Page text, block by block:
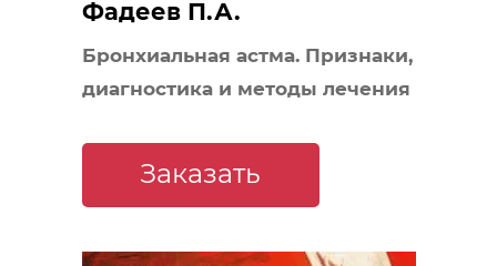
Фадеев П.А.
Бронхиальная астма. Признаки,
диагностика и методы лечения
Заказать